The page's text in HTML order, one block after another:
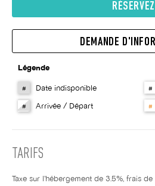
RÉSERVEZ
DEMANDE
Légende
# Date indisponible #
# Arrivée / Départ #
TARIFS
Taxe sur l'hébergement de 3.5%, frais